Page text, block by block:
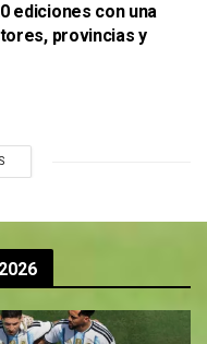
ediciones con una
provincias y